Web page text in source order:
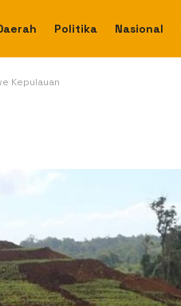
Politika Nasional
Kepulauan